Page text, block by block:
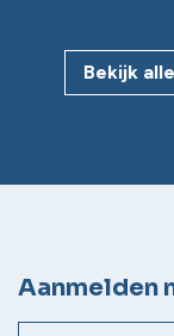
Bekijk
Aanmelden